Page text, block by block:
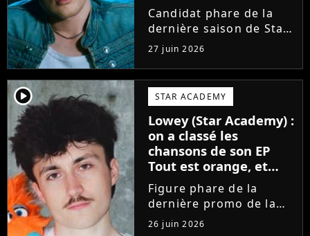
Candidat phare de la
dernière saison de Star
Academy, Bastiaan fait
enfin les présentations
en musique. Découvrez
son premier single
Château, très Troye
Sivan dans l'esprit, et
son...
27 juin 2026
player2 STAR ACADEMY
Lowey (Star Academy) :
on a classé les
chansons de son EP
Tout est orange, et
voici la meilleure !
Figure phare de la
dernière promo de la
Star Academy, Léo se
26 juin 2026